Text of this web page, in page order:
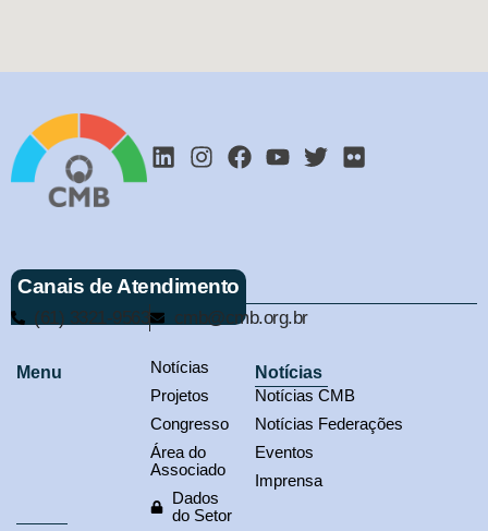
Canais de Atendimento
(61) 3321-9563 cmb@cmb.org.br
Menu
Notícias
Projetos
Congresso
Área do
Associado
Dados
do Setor
Notícias
Notícias CMB
Notícias Federações
Eventos
Imprensa